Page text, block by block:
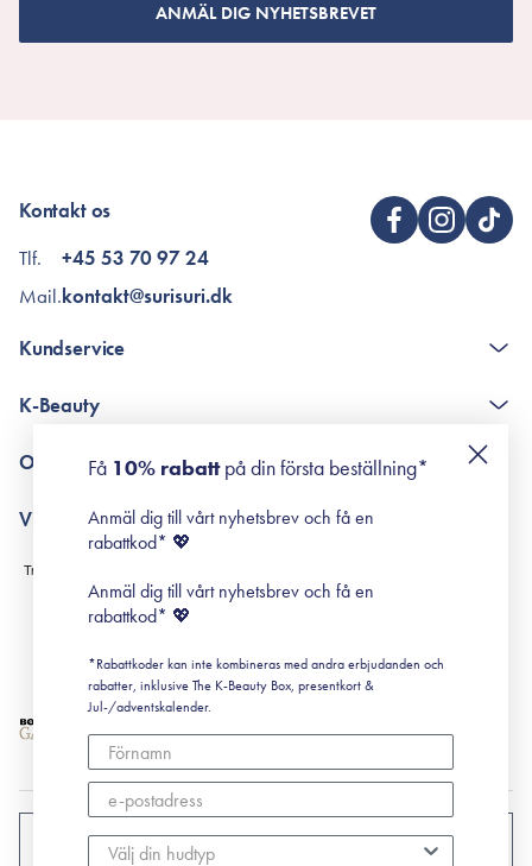
ANMÄL DIG NYHETSBREVET
Kontakt os
Tlf.
Mail.
+45 53 70 97 24
kontakt@surisuri.dk
Kundservice
Poängshop - frågor och svar
K-Beauty
Retinol för nybörjare
Om Surisuri
Black Friday
Villkor
Leverans & Retur
Köpvillkor
Prenumerationsvillkor
Cookiepolicy
SVERIGE
Få 10% rabattpå din första beställning*
Anmäl dig till vårt nyhetsbrev och få en
rabattkod* 💖
Anmäl dig till vårt nyhetsbrev och få en
rabattkod* 💖
*Rabattkoder kan inte kombineras med andra erbjudanden och
rabatter, inklusive The K-Beauty Box, presentkort &
Jul-/adventskalender.